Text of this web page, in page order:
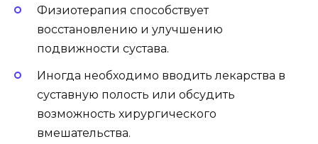
Физиотерапия способствует
восстановлению и улучшению
подвижности сустава.
Иногда необходимо вводить лекарства в
суставную полость или обсудить
возможность хирургического
вмешательства.